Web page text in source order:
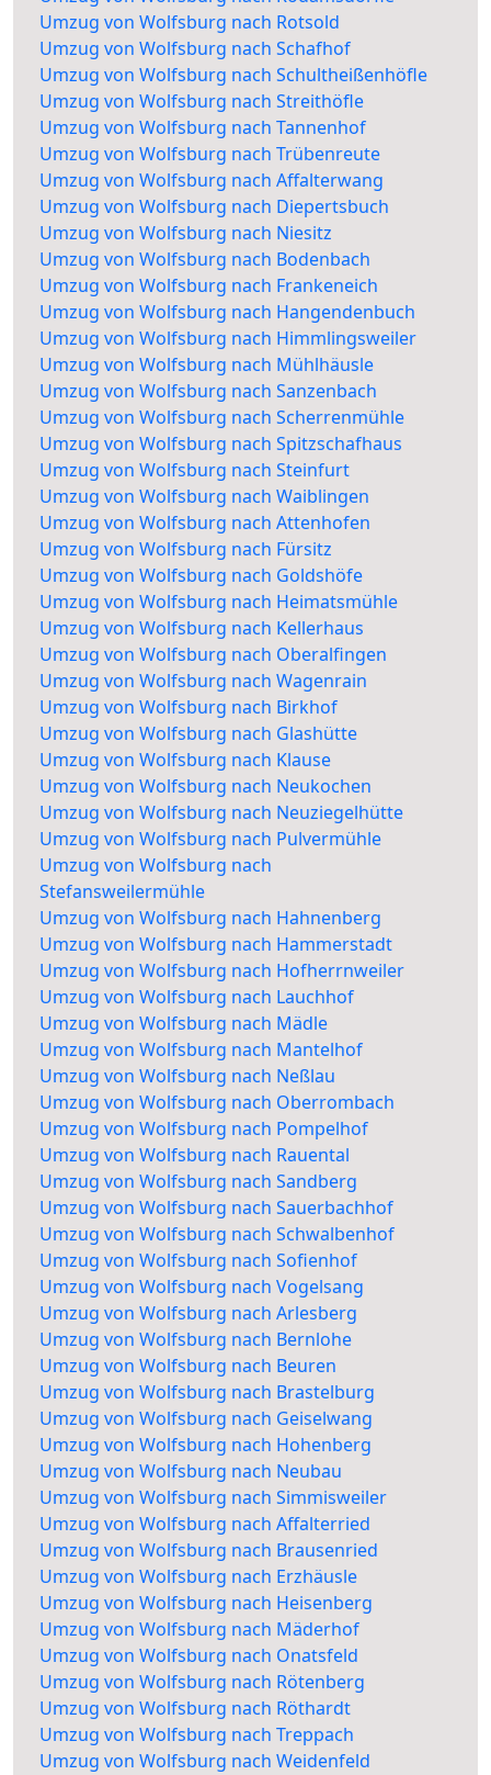
Umzug von Wolfsburg nach Rotsold
Umzug von Wolfsburg nach Schafhof
Umzug von Wolfsburg nach Schultheißenhöfle
Umzug von Wolfsburg nach Streithöfle
Umzug von Wolfsburg nach Tannenhof
Umzug von Wolfsburg nach Trübenreute
Umzug von Wolfsburg nach Affalterwang
Umzug von Wolfsburg nach Diepertsbuch
Umzug von Wolfsburg nach Niesitz
Umzug von Wolfsburg nach Bodenbach
Umzug von Wolfsburg nach Frankeneich
Umzug von Wolfsburg nach Hangendenbuch
Umzug von Wolfsburg nach Himmlingsweiler
Umzug von Wolfsburg nach Mühlhäusle
Umzug von Wolfsburg nach Sanzenbach
Umzug von Wolfsburg nach Scherrenmühle
Umzug von Wolfsburg nach Spitzschafhaus
Umzug von Wolfsburg nach Steinfurt
Umzug von Wolfsburg nach Waiblingen
Umzug von Wolfsburg nach Attenhofen
Umzug von Wolfsburg nach Fürsitz
Umzug von Wolfsburg nach Goldshöfe
Umzug von Wolfsburg nach Heimatsmühle
Umzug von Wolfsburg nach Kellerhaus
Umzug von Wolfsburg nach Oberalfingen
Umzug von Wolfsburg nach Wagenrain
Umzug von Wolfsburg nach Birkhof
Umzug von Wolfsburg nach Glashütte
Umzug von Wolfsburg nach Klause
Umzug von Wolfsburg nach Neukochen
Umzug von Wolfsburg nach Neuziegelhütte
Umzug von Wolfsburg nach Pulvermühle
Umzug von Wolfsburg nach
Stefansweilermühle
Umzug von Wolfsburg nach Hahnenberg
Umzug von Wolfsburg nach Hammerstadt
Umzug von Wolfsburg nach Hofherrnweiler
Umzug von Wolfsburg nach Lauchhof
Umzug von Wolfsburg nach Mädle
Umzug von Wolfsburg nach Mantelhof
Umzug von Wolfsburg nach Neßlau
Umzug von Wolfsburg nach Oberrombach
Umzug von Wolfsburg nach Pompelhof
Umzug von Wolfsburg nach Rauental
Umzug von Wolfsburg nach Sandberg
Umzug von Wolfsburg nach Sauerbachhof
Umzug von Wolfsburg nach Schwalbenhof
Umzug von Wolfsburg nach Sofienhof
Umzug von Wolfsburg nach Vogelsang
Umzug von Wolfsburg nach Arlesberg
Umzug von Wolfsburg nach Bernlohe
Umzug von Wolfsburg nach Beuren
Umzug von Wolfsburg nach Brastelburg
Umzug von Wolfsburg nach Geiselwang
Umzug von Wolfsburg nach Hohenberg
Umzug von Wolfsburg nach Neubau
Umzug von Wolfsburg nach Simmisweiler
Umzug von Wolfsburg nach Affalterried
Umzug von Wolfsburg nach Brausenried
Umzug von Wolfsburg nach Erzhäusle
Umzug von Wolfsburg nach Heisenberg
Umzug von Wolfsburg nach Mäderhof
Umzug von Wolfsburg nach Onatsfeld
Umzug von Wolfsburg nach Rötenberg
Umzug von Wolfsburg nach Röthardt
Umzug von Wolfsburg nach Treppach
Umzug von Wolfsburg nach Weidenfeld